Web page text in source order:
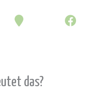
das?